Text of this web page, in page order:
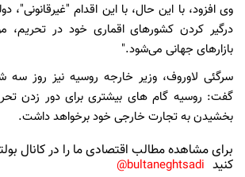
وی افزود، با این حال، با این اقدام "غیرقانونی"،
درگیر کردن کشورهای اقماری خود در
بازارهای جهانی می‌شود."
سرگئی لاوروف، وزیر خارجه روسیه نیز روز
گفت: روسیه گام های بیشتری برای دور زدن
بخشیدن به تجارت خارجی خود برخواهد داشت.
برای مشاهده مطالب اقتصادی ما را در کانال
کنید bultaneghtsadi@